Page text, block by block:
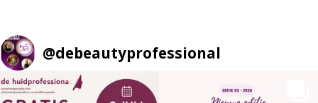
@debeautyprofessional